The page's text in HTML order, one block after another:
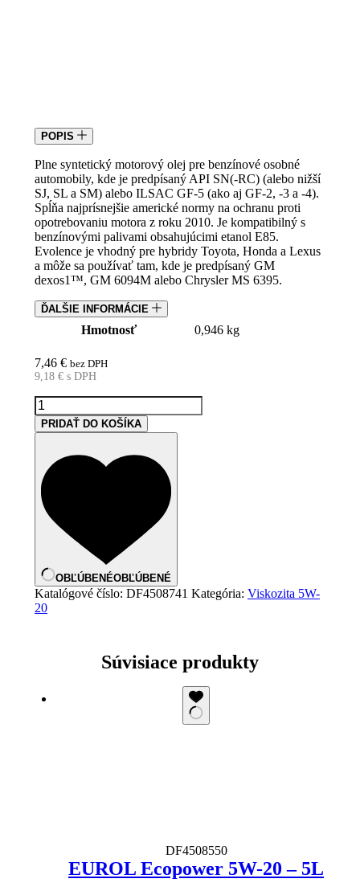
POPIS
Plne syntetický motorový olej pre benzínové osobné
automobily, kde je predpísaný API SN(-RC) (alebo nižší
SJ, SL a SM) alebo ILSAC GF-5 (ako aj GF-2, -3 a -4).
Spĺňa najprísnejšie americké normy na ochranu proti
opotrebovaniu motora z roku 2010. Je kompatibilný s
benzínovými palivami obsahujúcimi etanol E85.
Evolence je vhodný pre hybridy Toyota, Honda a Lexus
a môže sa používať tam, kde je predpísaný GM
dexos1™, GM 6094M alebo Chrysler MS 6395.
ĎALŠIE INFORMÁCIE
Hmotnosť 0,946 kg
7,46 € bez DPH
9,18 € s DPH
množstvo
EUROL
Evolence
1L
PRIDAŤ DO KOŠÍKA
OBĽÚBENÉOBĽÚBENÉ
Katalógové číslo: DF4508741 Kategória: Viskozita 5W-
20
Súvisiace produkty
DF4508550
EUROL Ecopower 5W-20 – 5L